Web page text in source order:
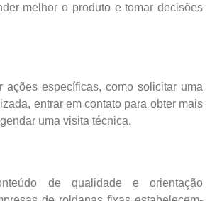
melhor o produto e tomar decisões
ações específicas, como solicitar uma
entrar em contato para obter mais
uma visita técnica.
de qualidade e orientação